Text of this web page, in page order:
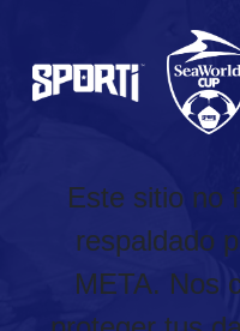
Este sitio no
respaldado
META. Nos